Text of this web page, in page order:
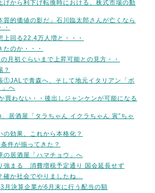
げから利下げ転換時における、株式市場の動
質的価値の影だ」石川臨太郎さんが亡くなら
上回る22.4万人増と・・・
のか・・・
月初ぐらいまで上昇可能との見方・・
？
①JALで青森へ、そして地元イタリアン「ボ
」へ
買わない・・後出しジャンケンが可能になる
居酒屋「タラちゃん イクラちゃん 寅”ちゃ
の効果、これから本格化？
件が揃ってきた？
の居酒屋「ハマチョウ」へ
強まる 消費増税予定通り 国会延長せず
確か社会でやりましたね…
月決算企業が6月末に行う配当の額